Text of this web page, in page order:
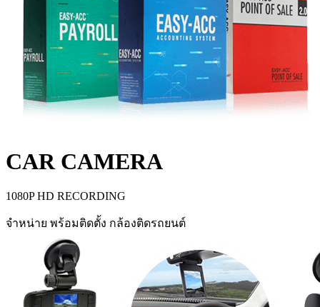
CAR CAMERA
1080P HD RECORDING
จำหน่าย พร้อมติดตั้ง กล้องติดรถยนต์